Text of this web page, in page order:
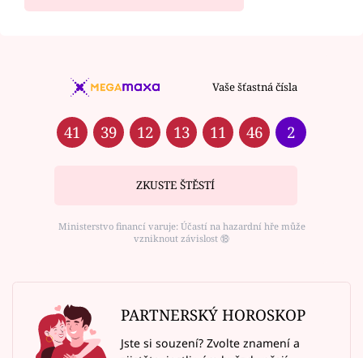
Vaše šťastná čísla
41 39 12 13 11 46 2
ZKUSTE ŠTĚSTÍ
Ministerstvo financí varuje: Účastí na hazardní hře může
vzniknout závislost ⑱
PARTNERSKÝ HOROSKOP
Jste si souzení? Zvolte znamení a